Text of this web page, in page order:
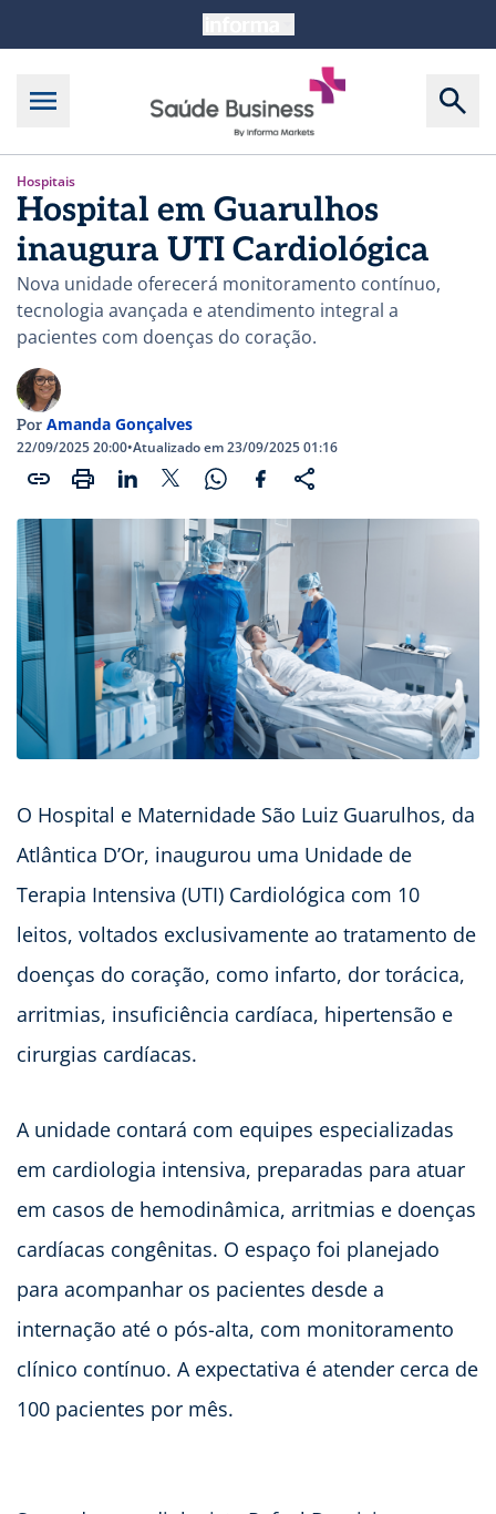
Hospitais
Hospital em Guarulhos
inaugura UTI Cardiológica
Nova unidade oferecerá monitoramento contínuo,
tecnologia avançada e atendimento integral a
pacientes com doenças do coração.
Por Amanda Gonçalves
22/09/2025 20:00•Atualizado em 23/09/2025 01:16
O Hospital e Maternidade São Luiz Guarulhos, da
Atlântica D’Or, inaugurou uma Unidade de
Terapia Intensiva (UTI) Cardiológica com 10
leitos, voltados exclusivamente ao tratamento de
doenças do coração, como infarto, dor torácica,
arritmias, insuficiência cardíaca, hipertensão e
cirurgias cardíacas.
A unidade contará com equipes especializadas
em cardiologia intensiva, preparadas para atuar
em casos de hemodinâmica, arritmias e doenças
cardíacas congênitas. O espaço foi planejado
para acompanhar os pacientes desde a
internação até o pós-alta, com monitoramento
clínico contínuo. A expectativa é atender cerca de
100 pacientes por mês.